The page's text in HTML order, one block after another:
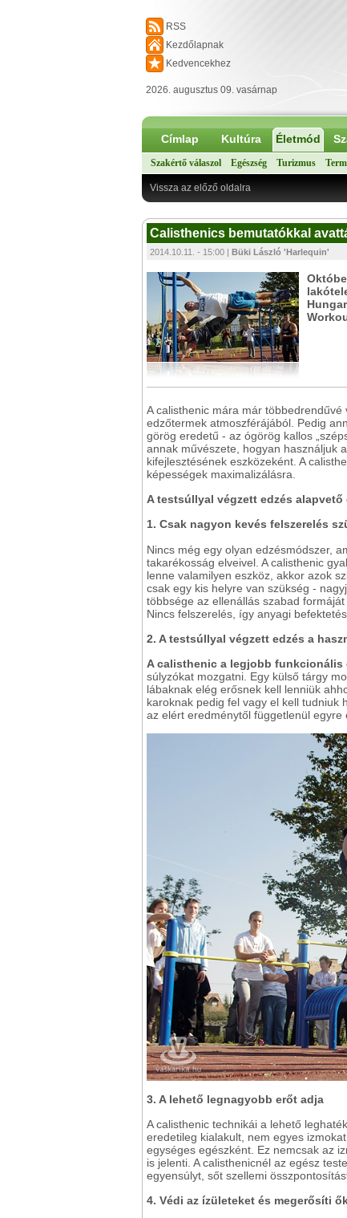
RSS
Kezdőlapnak
Kedvencekhez
2026. augusztus 09. vasárnap
Címlap Kultúra Életmód
Szakértő válaszol Egészség Turizmus
Vissza az előző oldalra
Calisthenics bemutatókkal
2014.10.11. - 15:00 | Büki László 'Harlequin'
A calisthenic mára már
edzőtermek atmoszférájából. Pedig
görög eredetű - az ógörög kallos
annak művészete, hogyan használjuk
kifejlesztésének eszközeként. A
képességek maximalizálásra.
A testsúllyal végzett edzés alapvető
1. Csak nagyon kevés felszerelés
Nincs még egy olyan edzésmódszer,
takarékosság elveivel. A calisthenic
lenne valamilyen eszköz, akkor azok
csak egy kis helyre van szükség -
többsége az ellenállás szabad
Nincs felszerelés, így anyagi
2. A testsúllyal végzett edzés a
A calisthenic a legjobb funkcionális
súlyzókat mozgatni. Egy külső tárgy
lábaknak elég erősnek kell lenniük
karoknak pedig fel vagy el kell tudniuk
az elért eredménytől függetlenül
3. A lehető legnagyobb erőt adja
A calisthenic technikái a lehető
eredetileg kialakult, nem egyes
egységes egészként. Ez nemcsak az
is jelenti. A calisthenicnél az egész
egyensúlyt, sőt szellemi
4. Védi az ízületeket és megerősíti